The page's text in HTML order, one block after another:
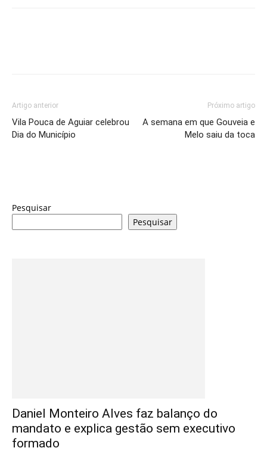
Artigo anterior
Vila Pouca de Aguiar celebrou
Dia do Município
Próximo artigo
A semana em que Gouveia e
Melo saiu da toca
Pesquisar
Pesquisar
Daniel Monteiro Alves faz balanço do
mandato e explica gestão sem executivo
formado